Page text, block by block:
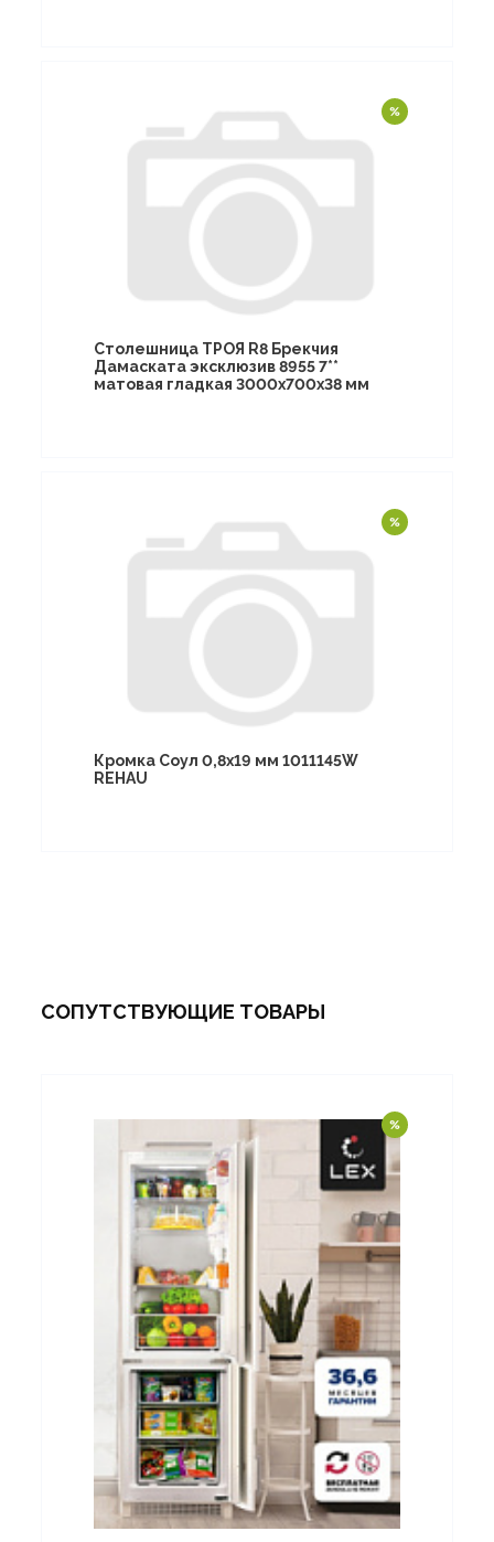
Столешница ТРОЯ R8 Брекчия
Дамаската эксклюзив 8955 7**
матовая гладкая 3000х700х38 мм
Кромка Соул 0,8х19 мм 1011145W
REHAU
СОПУТСТВУЮЩИЕ ТОВАРЫ